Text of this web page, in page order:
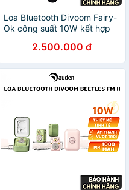
Loa Bluetooth Divoom Fairy-
Ok công suất 10W kết hợp
Hàng chính hãng
2.500.000 đ